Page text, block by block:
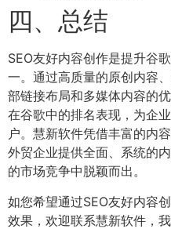
四、总结
SEO友好内容创作是提升谷
一。通过高质量的原创内容
部链接布局和多媒体内容的
在谷歌中的排名表现，为企
户。慧新软件凭借丰富的内
外贸企业提供全面、系统的
的市场竞争中脱颖而出。
如您希望通过SEO友好内容
效果，欢迎联系慧新软件，